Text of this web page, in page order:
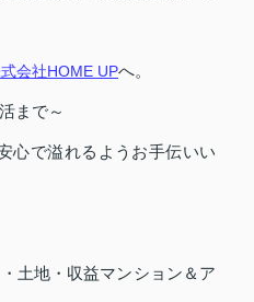
会社HOME UPへ。
まで～
心で溢れるようお手伝いい
土地・収益マンション＆ア